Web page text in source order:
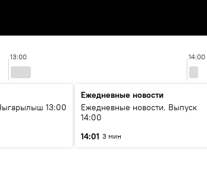
13:00 14:00
13:00
Ежедневные новости
Ежедневные новости. Выпуск
14:00
14:01 3 мин